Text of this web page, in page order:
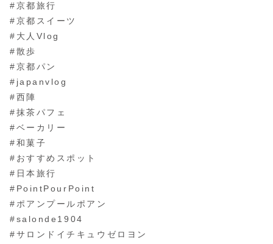
#京都旅行
#京都スイーツ
#大人Vlog
#散歩
#京都パン
#japanvlog
#西陣
#抹茶パフェ
#ベーカリー
#和菓子
#おすすめスポット
#日本旅行
#PointPourPoint
#ポアンプールポアン
#salonde1904
#サロンドイチキュウゼロヨン